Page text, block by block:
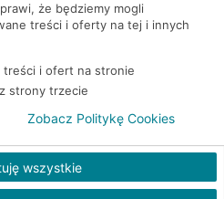
S.A. Wszelkie prawa zastrzeżone
że będziemy mogli
treści i oferty na tej i innych
treści i ofert na stronie
strony trzecie
wszystkie
Zobacz Politykę Cookies